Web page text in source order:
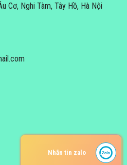
Cơ, Nghi Tàm, Tây Hồ, Hà Nội
Nhắn tin zalo